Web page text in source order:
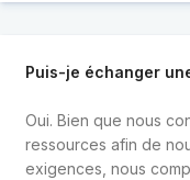
Puis-je échanger
Oui. Bien que nous
ressources afin de
exigences, nous